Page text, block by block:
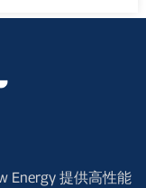
Energy 提供高性能